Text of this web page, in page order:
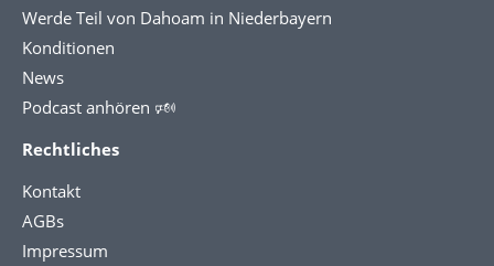
Werde Teil von Dahoam in Niederbayern
Konditionen
News
Podcast anhören 🕬
Rechtliches
Kontakt
AGBs
Impressum